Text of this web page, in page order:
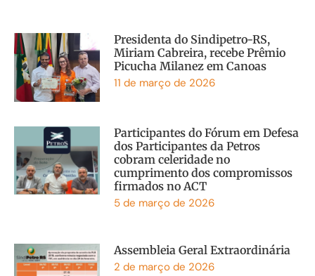
Presidenta do Sindipetro-RS,
Miriam Cabreira, recebe Prêmio
Picucha Milanez em Canoas
11 de março de 2026
Participantes do Fórum em Defesa
dos Participantes da Petros
cobram celeridade no
cumprimento dos compromissos
firmados no ACT
5 de março de 2026
Assembleia Geral Extraordinária
2 de março de 2026